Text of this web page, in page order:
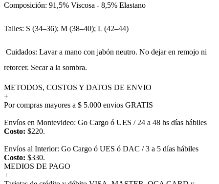
Composición: 91,5% Viscosa - 8,5% Elastano
Talles: S (34–36); M (38–40); L (42–44)
Cuidados: Lavar a mano con jabón neutro. No dejar en remojo ni
retorcer. Secar a la sombra.
METODOS, COSTOS Y DATOS DE ENVIO
+
Por compras mayores a $ 5.000 envios GRATIS
Envíos en Montevideo: Go Cargo ó UES / 24 a 48 hs días hábiles
Costo: $220.
Envíos al Interior: Go Cargo ó UES ó DAC / 3 a 5 días hábiles
Costo: $330.
MEDIOS DE PAGO
+